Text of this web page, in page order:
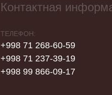
Контактная
ТЕЛЕФОН:
+998 71 268-60-59
+998 71 237-39-19
+998 99 866-09-17